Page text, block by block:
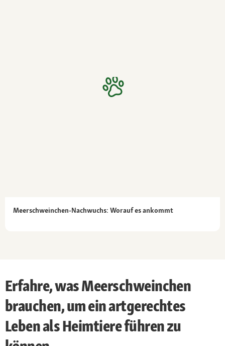
Meerschweinchen-Nachwuchs: Worauf es ankommt
Erfahre, was Meerschweinchen
brauchen, um ein artgerechtes
Leben als Heimtiere führen zu